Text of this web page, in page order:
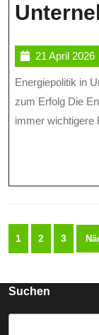
21 April 202621
Energiepolitik in Unternehmen: Nachhaltigkeit als Schlüssel
zum Erfolg Die
immer wichtigere
der
1 2 3
Suchen